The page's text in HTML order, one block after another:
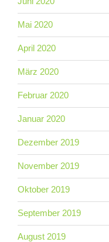
Mai 2020
April 2020
März 2020
Februar 2020
Januar 2020
Dezember 2019
November 2019
Oktober 2019
September 2019
August 2019